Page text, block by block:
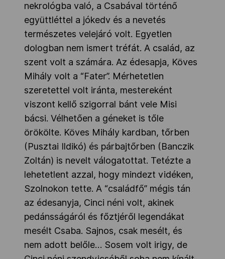
nekrológba való, a Csabával történő
együttléttel a jókedv és a nevetés
természetes velejáró volt. Egyetlen
dologban nem ismert tréfát. A család, az
szent volt a számára. Az édesapja, Köves
Mihály volt a “Fater”. Mérhetetlen
szeretettel volt iránta, mestereként
viszont kellő szigorral bánt vele Misi
bácsi. Vélhetően a géneket is tőle
örökölte. Köves Mihály kardban, tőrben
(Pusztai Ildikó) és párbajtőrben (Banczik
Zoltán) is nevelt válogatottat. Tetézte a
lehetetlent azzal, hogy mindezt vidéken,
Szolnokon tette. A “családfő” mégis tán
az édesanyja, Cinci néni volt, akinek
pedánsságáról és főztjéről legendákat
mesélt Csaba. Sajnos, csak mesélt, és
nem adott belőle… Sosem volt irigy, de